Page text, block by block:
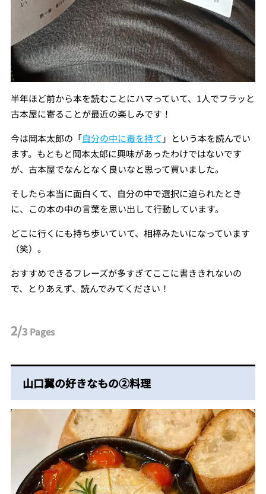
半年ほど前から本を読むことにハマっていて、1人でフラッと
古本屋に寄ることが最近の楽しみです！
今は岡本太郎の「自分の中に毒を持て 」という本を読んでい
ます。もともと岡本太郎に興味があったわけではないです
が、古本屋でなんとなく良いなと思って買いました。
そしたら本当に面白くて、自分の中で選択に迫られたとき
に、この本の中の言葉を思い出して行動しています。
どこに行くにも持ち歩いていて、相棒みたいになっています
（笑）。
おすすめできるフレーズが多すぎてここに書ききれないの
で、とりあえず、読んでみてください！
2/3 Pages
山口翼の好きなもの②料理